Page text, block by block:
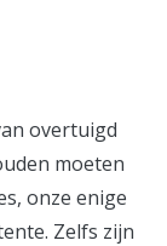
overtuigd
moeten
onze enige
Zelfs zijn